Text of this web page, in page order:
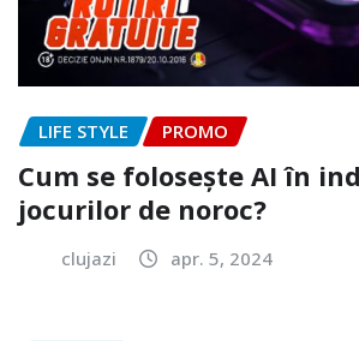
LIFE STYLE PROMO
Cum se folosește AI în
jocurilor de noroc?
clujazi apr. 5, 2024